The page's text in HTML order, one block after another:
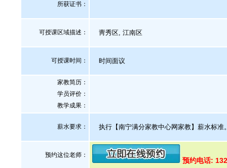
所获证书 ：
可授课区域描述： 靑秀区, 江南区
可授课时间： 时间面议
家教简历：
学员评价：
教学成果：
薪水要求： 执行【南宁满分家教中心网家教】薪水标准
预约这位老师：
预约电话: